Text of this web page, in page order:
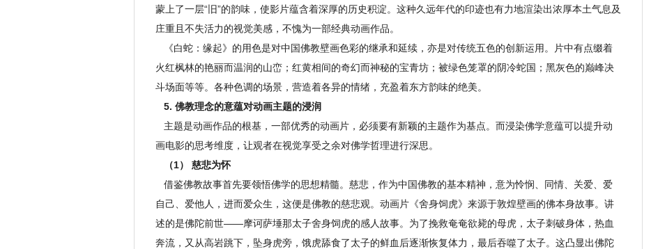
蒙上了一层“旧”的韵味，使影片蕴含着深厚的历史积淀。这种久远年代的印迹也有力地渲染出浓厚本土气息及
庄重且不失活力的视觉美感，不愧为一部经典动画作品。
《白蛇：缘起》的用色是对中国佛教壁画色彩的继承和延续，亦是对传统五色的创新运用。片中有点缀着
火红枫林的艳丽而温润的山峦；红黄相间的奇幻而神秘的宝青坊；被绿色笼罩的阴冷蛇国；黑灰色的巅峰决
斗场面等等。各种色调的场景，营造着各异的情绪，充盈着东方韵味的绝美。
5. 佛教理念的意蕴对动画主题的浸润
主题是动画作品的根基，一部优秀的动画片，必须要有新颖的主题作为基点。而浸染佛学意蕴可以提升动
画电影的思考维度，让观者在视觉享受之余对佛学哲理进行深思。
（1） 慈悲为怀
借鉴佛教故事首先要领悟佛学的思想精髓。慈悲，作为中国佛教的基本精神，意为怜悯、同情、关爱、爱
自己、爱他人，进而爱众生，这便是佛教的慈悲观。动画片《舍身饲虎》来源于敦煌壁画的佛本身故事。讲
述的是佛陀前世——摩诃萨埵那太子舍身饲虎的感人故事。为了挽救奄奄欲毙的母虎，太子刺破身体，热血
奔流，又从高岩跳下，坠身虎旁，饿虎舔食了太子的鲜血后逐渐恢复体力，最后吞噬了太子。这凸显出佛陀